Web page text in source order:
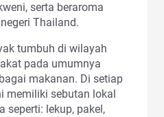
serta beraroma
Thailand.
tumbuh di wilayah
pada umumnya
makanan. Di setiap
memiliki sebutan lokal
seperti: lekup, pakel,